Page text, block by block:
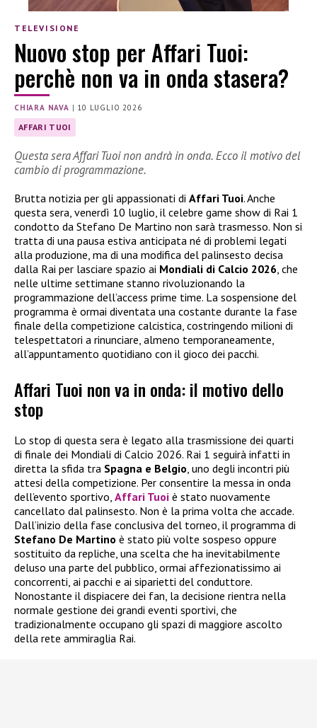
TELEVISIONE
Nuovo stop per Affari Tuoi:
perchè non va in onda stasera?
CHIARA NAVA | 10 LUGLIO 2026
AFFARI TUOI
Questa sera Affari Tuoi non andrà in onda. Ecco il motivo del
cambio di programmazione.
Brutta notizia per gli appassionati di Affari Tuoi. Anche
questa sera, venerdì 10 luglio, il celebre game show di Rai 1
condotto da Stefano De Martino non sarà trasmesso. Non si
tratta di una pausa estiva anticipata né di problemi legati
alla produzione, ma di una modifica del palinsesto decisa
dalla Rai per lasciare spazio ai Mondiali di Calcio 2026 , che
nelle ultime settimane stanno rivoluzionando la
programmazione dell’access prime time. La sospensione del
programma è ormai diventata una costante durante la fase
finale della competizione calcistica, costringendo milioni di
telespettatori a rinunciare, almeno temporaneamente,
all’appuntamento quotidiano con il gioco dei pacchi.
Affari Tuoi non va in onda: il motivo dello
stop
Lo stop di questa sera è legato alla trasmissione dei quarti
di finale dei Mondiali di Calcio 2026. Rai 1 seguirà infatti in
diretta la sfida tra Spagna e Belgio, uno degli incontri più
attesi della competizione. Per consentire la messa in onda
dell’evento sportivo, Affari Tuoi è stato nuovamente
cancellato dal palinsesto. Non è la prima volta che accade.
Dall’inizio della fase conclusiva del torneo, il programma di
Stefano De Martino è stato più volte sospeso oppure
sostituito da repliche, una scelta che ha inevitabilmente
deluso una parte del pubblico, ormai affezionatissimo ai
concorrenti, ai pacchi e ai siparietti del conduttore.
Nonostante il dispiacere dei fan, la decisione rientra nella
normale gestione dei grandi eventi sportivi, che
tradizionalmente occupano gli spazi di maggiore ascolto
della rete ammiraglia Rai.